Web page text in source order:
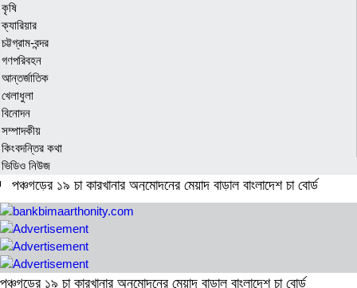
কৃষি
ক্যারিয়ার
চট্টগ্রাম-বন্দর
গণপরিবহন
আন্তর্জাতিক
খেলাধুলা
বিনোদন
সম্পাদকীয়
কিংবদন্তির কথা
ভিডিও নিউজ
পঞ্চগড়ের ১৯ চা কারখানার অনুমোদনের মেয়াদ বাড়াল বাংলাদেশ চা বোর্ড
জাল শেয়ার জামানতে ঋণ: ঢাকা ব্যাংকের সাবেক চার কর্মকর্তার সর্বোচ্চ ১০
বছরের কারাদণ্ড
বীমা দাবি নিষ্পত্তিতে বাধ্যতামূলক অডিট রিপোর্টে আপত্তি বিআইএর
পঞ্চগড়ের ১৯ চা কারখানার অনুমোদনের মেয়াদ বাড়াল বাংলাদেশ চা বোর্ড